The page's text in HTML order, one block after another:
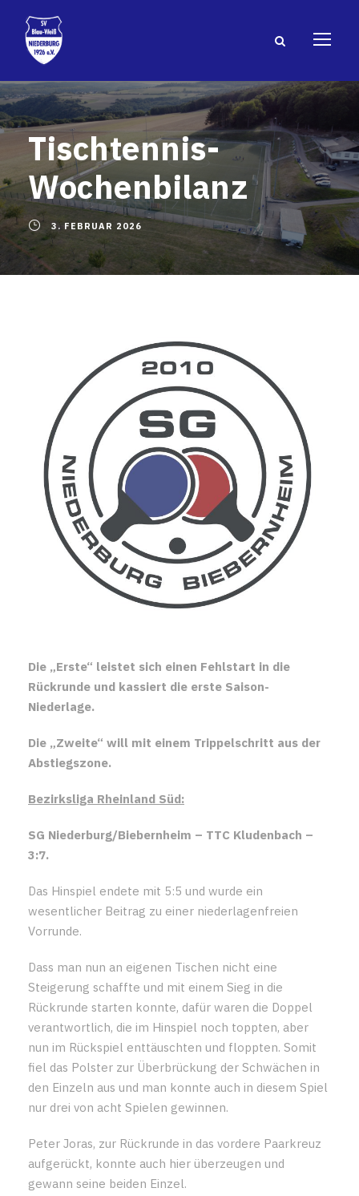
Tischtennis-
Wochenbilanz
3. FEBRUAR 2026
Die „Erste“ leistet sich einen Fehlstart in die
Rückrunde und kassiert die erste Saison-
Niederlage.
Die „Zweite“ will mit einem Trippelschritt aus der
Abstiegszone.
Bezirksliga Rheinland Süd:
SG Niederburg/Biebernheim – TTC Kludenbach –
3:7.
Das Hinspiel endete mit 5:5 und wurde ein
wesentlicher Beitrag zu einer niederlagenfreien
Vorrunde.
Dass man nun an eigenen Tischen nicht eine
Steigerung schaffte und mit einem Sieg in die
Rückrunde starten konnte, dafür waren die Doppel
verantwortlich, die im Hinspiel noch toppten, aber
nun im Rückspiel enttäuschten und floppten. Somit
fiel das Polster zur Überbrückung der Schwächen in
den Einzeln aus und man konnte auch in diesem Spiel
nur drei von acht Spielen gewinnen.
Peter Joras, zur Rückrunde in das vordere Paarkreuz
aufgerückt, konnte auch hier überzeugen und
gewann seine beiden Einzel.